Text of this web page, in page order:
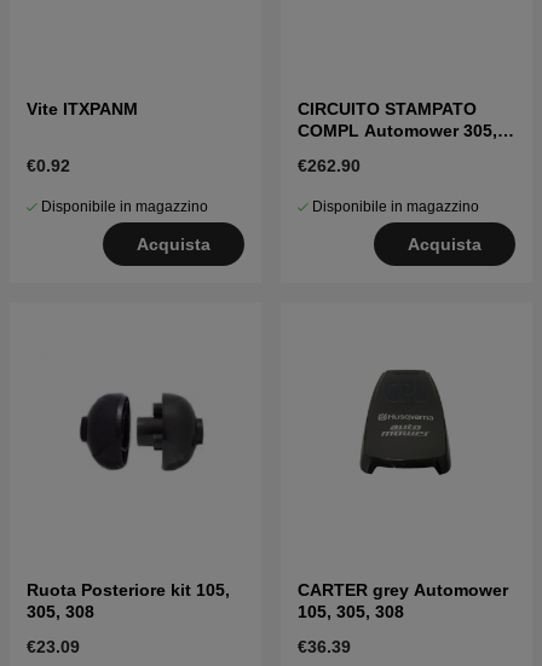
Vite ITXPANM
€0.92
Disponibile in magazzino
Acquista
CIRCUITO STAMPATO
COMPL Automower 305,
€262.90
Disponibile in magazzino
Acquista
Ruota Posteriore kit 105,
305, 308
€23.09
CARTER grey Automower
105, 305, 308
€36.39